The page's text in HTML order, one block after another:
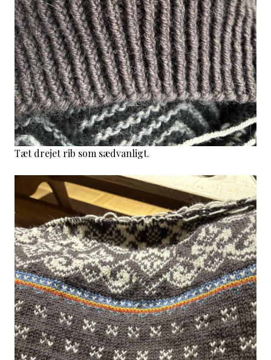
Tæt drejet rib som sædvanligt.